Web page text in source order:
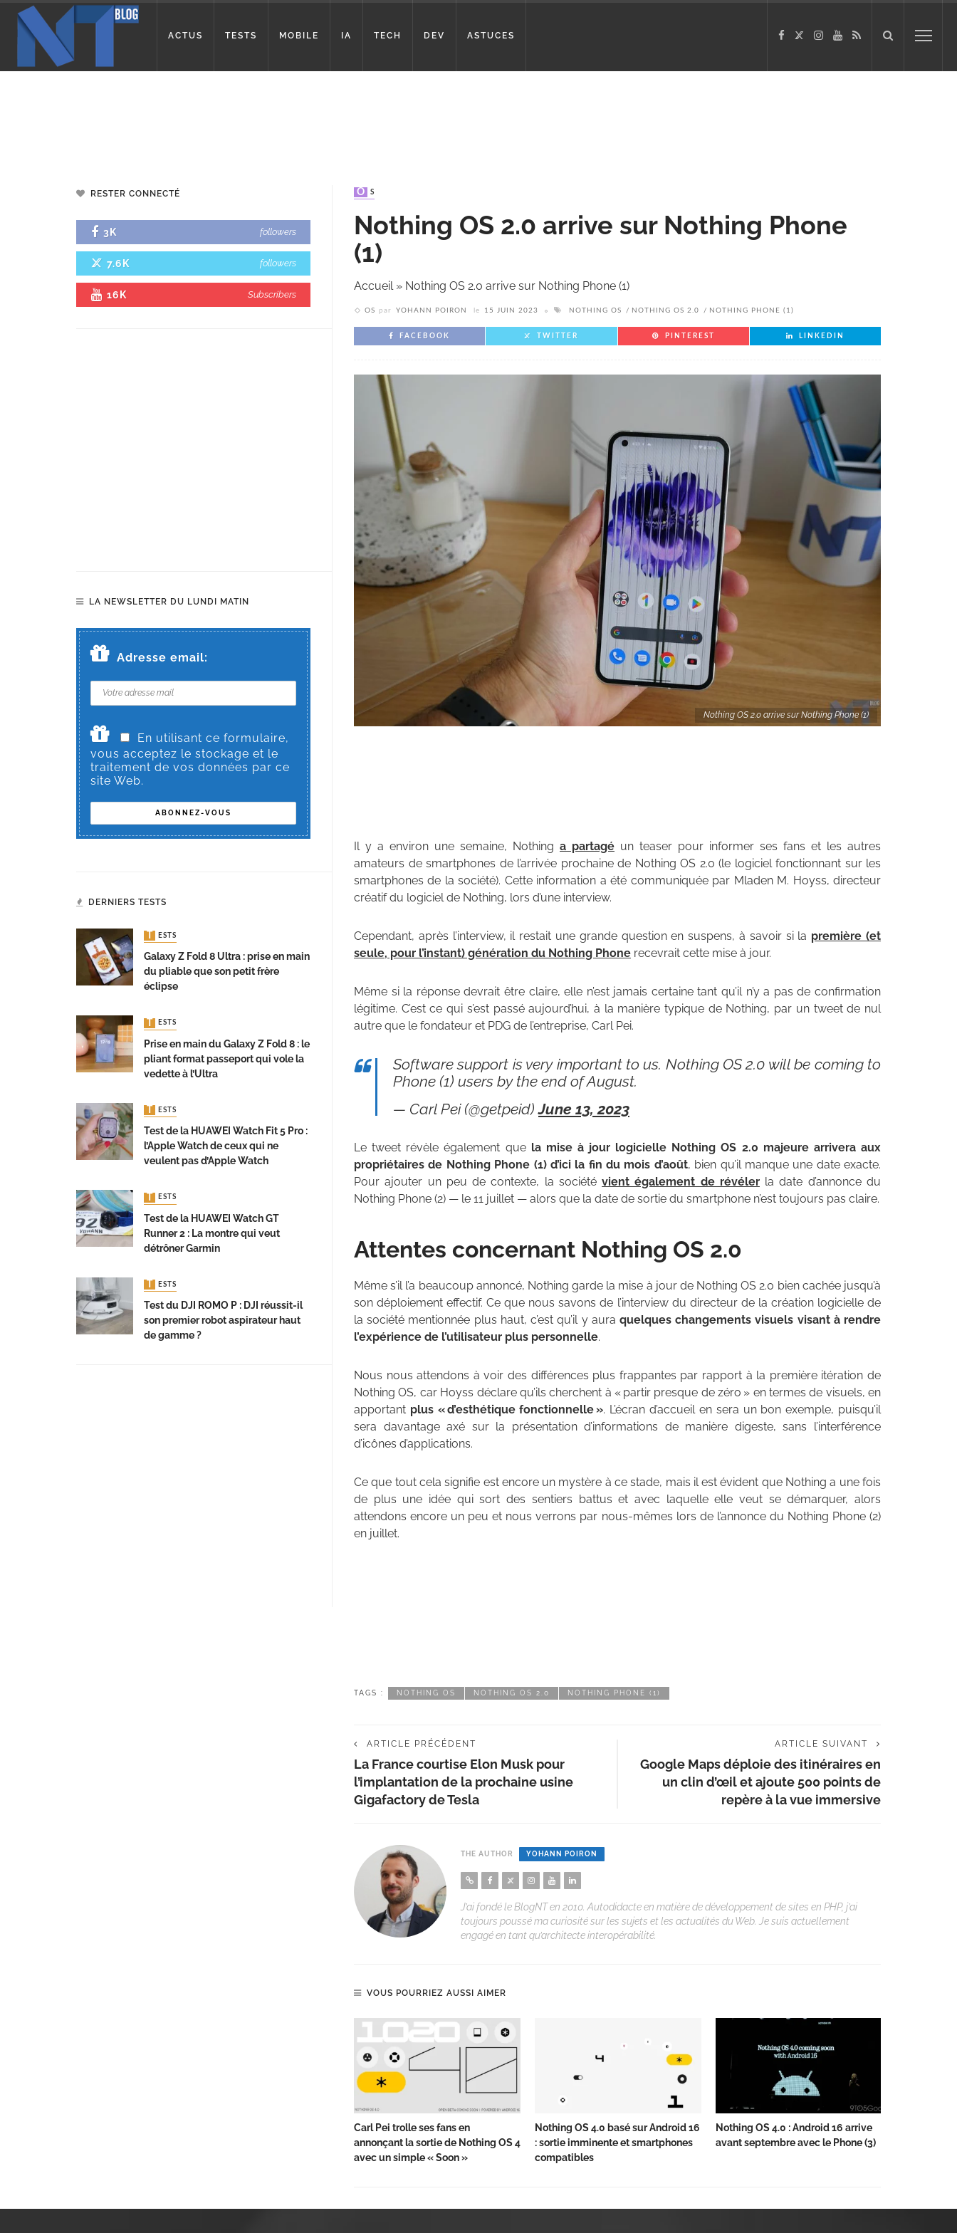
ACTUS TESTS MOBILE IA TECH DEV ASTUCES
OS
Nothing OS 2.0 arrive sur Nothing Phone
(1)
Accueil» Nothing OS 2.0 arrive sur Nothing Phone (1)
OS par YOHANN POIRON le 15 JUIN 2023 NOTHING OS NOTHING OS 2.0 NOTHING PHONE (1)
FACEBOOK TWITTER PINTEREST LINKEDIN
Nothing OS 2.0 arrive sur Nothing Phone (1)
Il y a environ une semaine, Nothing a partagé un teaser pour informer ses fans et les autres
amateurs de smartphones de l’arrivée prochaine de Nothing OS 2.0 (le logiciel fonctionnant sur les
smartphones de la société). Cette information a été communiquée par Mladen M. Hoyss, directeur
créatif du logiciel de Nothing, lors d’une interview.
Cependant, après l’interview, il restait une grande question en suspens, à savoir si la première (et
seule, pour l’instant) génération du Nothing Phone recevrait cette mise à jour.
Même si la réponse devrait être claire, elle n’est jamais certaine tant qu’il n’y a pas de confirmation
légitime. C’est ce qui s’est passé aujourd’hui, à la manière typique de Nothing, par un tweet de nul
autre que le fondateur et PDG de l’entreprise, Carl Pei.
Software support is very important to us. Nothing OS 2.0 will be coming to
Phone (1) users by the end of August.
— Carl Pei (@getpeid)June 13, 2023
Le tweet révèle également que la mise à jour logicielle Nothing OS 2.0 majeure arrivera aux
propriétaires de Nothing Phone (1) d’ici la fin du mois d’août, bien qu’il manque une date exacte.
Pour ajouter un peu de contexte, la sociétévient également de révélerla date d’annonce du
Nothing Phone (2) — le 11 juillet — alors que la date de sortie du smartphone n’est toujours pas claire.
Attentes concernant Nothing OS 2.0
Même s’il l’a beaucoup annoncé, Nothing garde la mise à jour de Nothing OS 2.0 bien cachée jusqu’à
son déploiement effectif. Ce que nous savons de l’interview du directeur de la création logicielle de
la société mentionnée plus haut, c’est qu’il y aura quelques changements visuels visant à rendre
l’expérience de l’utilisateur plus personnelle.
Nous nous attendons à voir des différences plus frappantes par rapport à la première itération de
Nothing OS, car Hoyss déclare qu’ils cherchent à « partir presque de zéro » en termes de visuels, en
apportant plus « d’esthétique fonctionnelle ». L’écran d’accueil en sera un bon exemple, puisqu’il
sera davantage axé sur la présentation d’informations de manière digeste, sans l’interférence
d’icônes d’applications.
Ce que tout cela signifie est encore un mystère à ce stade, mais il est évident que Nothing a une fois
de plus une idée qui sort des sentiers battus et avec laquelle elle veut se démarquer, alors
attendons encore un peu et nous verrons par nous-mêmes lors de l’annonce du Nothing Phone (2)
en juillet.
TAGS : NOTHING OS NOTHING OS 2.0 NOTHING PHONE (1)
ARTICLE PRÉCÉDENT
La France courtise Elon Musk pour
l’implantation de la prochaine usine
Gigafactory de Tesla
ARTICLE SUIVANT
Google Maps déploie des itinéraires en
un clin d’œil et ajoute 500 points de
repère à la vue immersive
THE AUTHOR YOHANN POIRON
J’ai fondé le BlogNT en 2010. Autodidacte en matière de développement de sites en PHP, j’ai
toujours poussé ma curiosité sur les sujets et les actualités du Web. Je suis actuellement
engagé en tant qu’architecte interopérabilité.
VOUS POURRIEZ AUSSI AIMER
Carl Pei trolle ses fans en
annonçant la sortie de Nothing OS 4
avec un simple « Soon »
Nothing OS 4.0 basé sur Android 16
: sortie imminente et smartphones
compatibles
Nothing OS 4.0 : Android 16 arrive
avant septembre avec le Phone (3)
RESTER CONNECTÉ
3K followers
7.6K followers
16K Subscribers
LA NEWSLETTER DU LUNDI MATIN
Adresse email:
En utilisant ce formulaire,
vous acceptez le stockage et le
traitement de vos données par ce
site Web.
DERNIERS TESTS
TESTS
Galaxy Z Fold 8 Ultra : prise en main
du pliable que son petit frère
éclipse
TESTS
Prise en main du Galaxy Z Fold 8 : le
pliant format passeport qui vole la
vedette à l’Ultra
TESTS
Test de la HUAWEI Watch Fit 5 Pro :
l’Apple Watch de ceux qui ne
veulent pas d’Apple Watch
TESTS
Test de la HUAWEI Watch GT
Runner 2 : La montre qui veut
détrôner Garmin
TESTS
Test du DJI ROMO P : DJI réussit-il
son premier robot aspirateur haut
de gamme ?